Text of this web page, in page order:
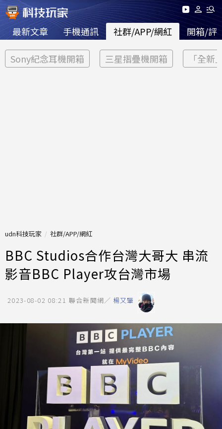
最新文章 手機通訊 社群/APP/網紅 開箱/評
Sony紀念耳機開箱 三星摺疊機開箱 「全新
udn科技玩家 社群/APP/網紅
BBC Studios合作台灣大哥大 串流
影音BBC Player攻台灣市場
2023-08-02 08:21 聯合新聞網／ 楊又肇